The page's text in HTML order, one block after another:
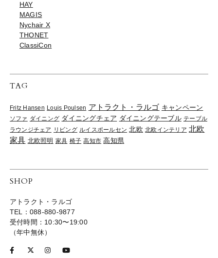
HAY
MAGIS
Nychair X
THONET
ClassiCon
TAG
Fritz Hansen Louis Poulsen アトラクト・ラルゴ キャンペーン
ソファ ダイニング ダイニングチェア ダイニングテーブル テーブル
ラウンジチェア リビング ルイスポールセン 北欧 北欧インテリア 北欧
家具 北欧照明 家具 椅子 高知市 高知県
SHOP
アトラクト・ラルゴ
TEL：088-880-9877
受付時間：10:30〜19:00
（年中無休）